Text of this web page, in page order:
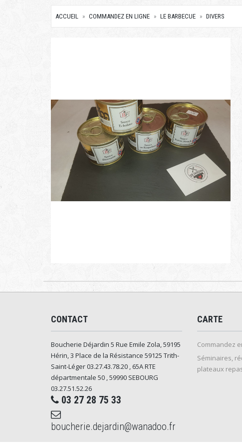
ACCUEIL COMMANDEZ EN LIGNE LE BARBECUE DIVERS
CONTACT
Boucherie Déjardin 5 Rue Emile Zola, 59195
Hérin, 3 Place de la Résistance 59125 Trith-
Saint-Léger 03.27.43.78.20 , 65A RTE
départmentale 50 , 59990 SEBOURG
03.27.51.52.26
03 27 28 75 33
boucherie.dejardin@wanadoo.fr
CARTE
Commandez
Séminaires,
plateaux